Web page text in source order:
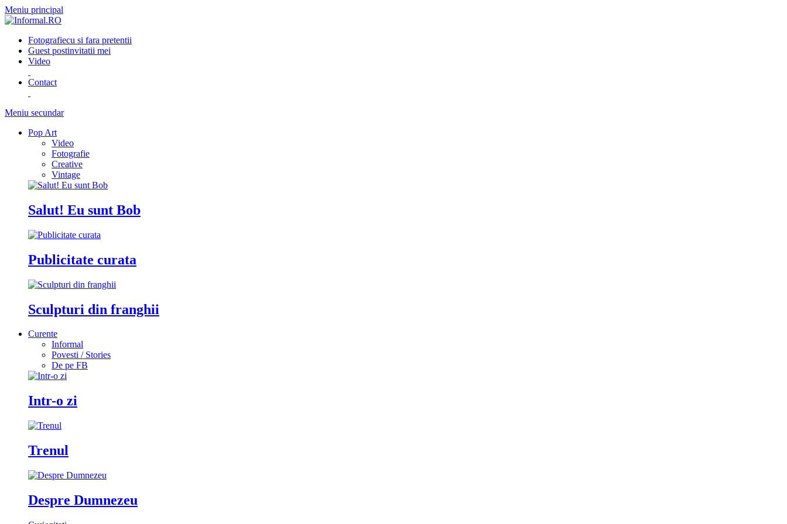
Meniu principal
Fotografiecu si fara pretentii
Guest postinvitatii mei
Video
Contact
Meniu secundar
Pop Art
Video
Fotografie
Creative
Vintage
Salut! Eu sunt Bob
Publicitate curata
Sculpturi din franghii
Curente
Informal
Povesti / Stories
De pe FB
Intr-o zi
Trenul
Despre Dumnezeu